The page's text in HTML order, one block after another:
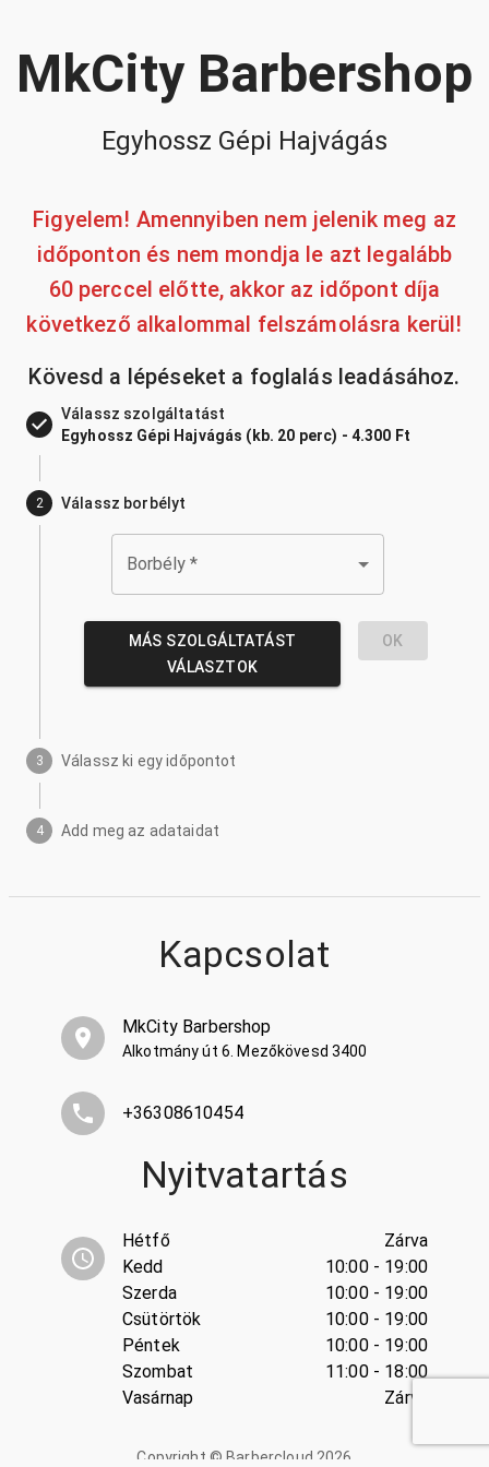
MkCity Barbershop
Egyhossz Gépi Hajvágás
Figyelem! Amennyiben nem jelenik meg az
időponton és nem mondja le azt legalább
60 perccel előtte, akkor az időpont díja
következő alkalommal felszámolásra kerül!
Kövesd a lépéseket a foglalás leadásához.
Válassz szolgáltatást
Egyhossz Gépi Hajvágás (kb. 20 perc) - 4.300 Ft
2 Válassz borbélyt
Borbély *
MÁS SZOLGÁLTATÁST
VÁLASZTOK
OK
3 Válassz ki egy időpontot
4 Add meg az adataidat
Kapcsolat
MkCity Barbershop
Alkotmány út 6. Mezőkövesd 3400
+36308610454
Nyitvatartás
Hétfő
Kedd
Szerda
Csütörtök
Péntek
Szombat
Vasárnap
Zárva
10:00 - 19:00
10:00 - 19:00
10:00 - 19:00
10:00 - 19:00
11:00 - 18:00
Zárva
Copyright ©Barbercloud 2026